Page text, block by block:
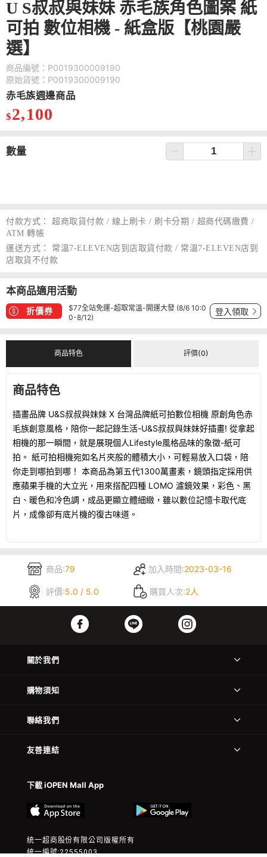
U S叔叔與妹妹 赤毛族角色圖案 紙
可拍 數位相機 - 紙盒版【桃園嚴
選】
商品編號：P0019300009190
原始貨號：P0019300009190
赤毛族週邊商品
$2,100
數量
付款方式：
超商取貨付款 / 線上刷卡 / 刷卡分期 / 超商代碼繳費 /
ATM 轉帳
運送方式：
常溫7-ELEVEN店到店取貨付款 / 常溫7-ELEVEN店到
店取貨不付款
本商品適用活動
折價券
$77全站免運-超取常溫-開運大發 (8/6 10:0
0-8/12)
登入領取
商品特色 評價(0)
商品特色
插畫品牌 U&S叔叔與妹妹 X 台灣品牌紙可拍數位相機 原創角色赤
毛族創意風格，陪你一起記錄生活-U&S叔叔與妹妹好插畫! 從拿起
相機的那一瞬間，就是展現個人Lifestyle風格品味的象徵-紙可
拍。 紙可拍相機宛如名片夾般的體積大小，可輕易放入口袋，陪
你走到哪拍到哪！ 本商品為第五代1300萬畫素，鏡頭指定採用供
應蘋果手機的大立光，用來搭配四種 LOMO 濾鏡效果，彩色、黑
白、暖色和冷色調，成品更顯立體細緻，雖以數位記憶卡取代底
片，成像卻有底片機的復古味道。
商品:79 加入時間:2023-03-16
評價:5.0 / 5.0 購買人次:2人
關於我們
購物須知
聯絡我們
友善連結
下載 iOPEN Mall App
統一超商股份有限公司版權所有
統一編號:22555003